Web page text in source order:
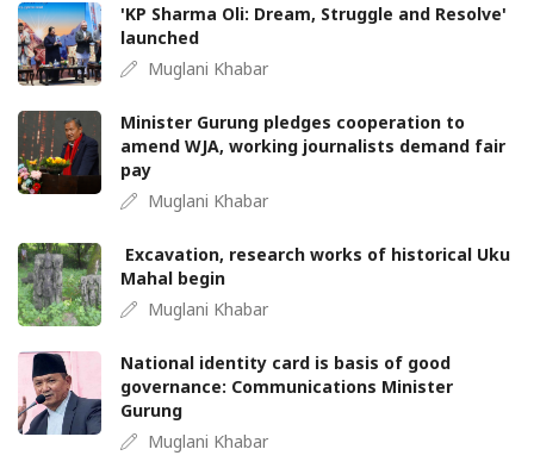
'KP Sharma Oli: Dream, Struggle and Resolve'
launched
Muglani Khabar
Minister Gurung pledges cooperation to
amend WJA, working journalists demand fair
pay
Muglani Khabar
Excavation, research works of historical Uku
Mahal begin
Muglani Khabar
National identity card is basis of good
governance: Communications Minister
Gurung
Muglani Khabar